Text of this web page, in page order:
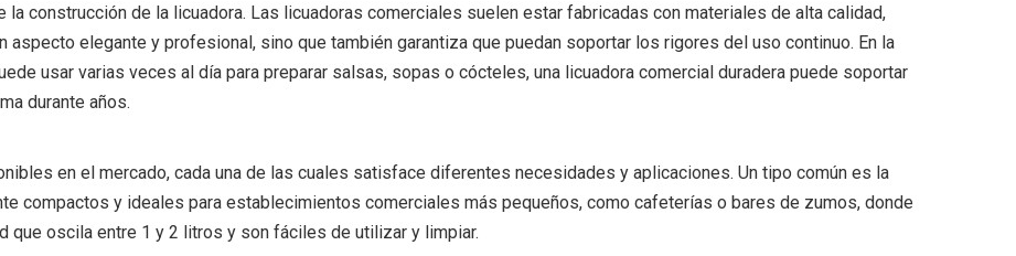
construcción de la licuadora. Las licuadoras comerciales suelen estar fabricadas con materiales de alta calidad,
elegante y profesional, sino que también garantiza que puedan soportar los rigores del uso continuo. En la
usar varias veces al día para preparar salsas, sopas o cócteles, una licuadora comercial duradera puede soportar
durante años.
en el mercado, cada una de las cuales satisface diferentes necesidades y aplicaciones. Un tipo común es la
compactos y ideales para establecimientos comerciales más pequeños, como cafeterías o bares de zumos, donde
que oscila entre 1 y 2 litros y son fáciles de utilizar y limpiar.